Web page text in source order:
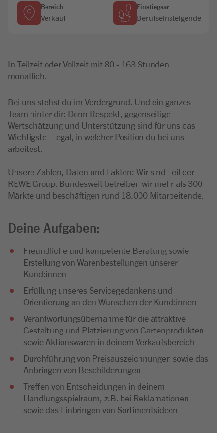
Bereich
Verkauf
Einstiegsart
Berufseinsteigende
In Teilzeit oder Vollzeit mit 80 - 163 Stunden
monatlich.
Bei uns stehst du im Vordergrund. Und ein ganzes
Team hinter dir: Denn Respekt, gegenseitige
Wertschätzung und Unterstützung sind für uns das
Wichtigste – egal, in welcher Position du bei uns
arbeitest.
Unsere Zahlen, Daten und Fakten: Wir sind Teil der
REWE Group. Bundesweit betreiben wir mehr als 300
Märkte und beschäftigen rund 18.000 Mitarbeitende.
Deine Aufgaben:
Freundliche und kompetente Beratung sowie
Erstellung von Warenbestellungen unserer
Kund:innen
Erfüllung unseres Servicegedankens und
Orientierung an den Wünschen der Kund:innen
Verantwortungsübernahme für die attraktive
Gestaltung und Platzierung von Gartenprodukten
sowie Aktionswaren in deinem Verkaufsbereich
Durchführung von Preisauszeichnungen sowie das
Anbringen von Beschilderungen
Treffen von Entscheidungen in deinem
Handlungsspielraum, z.B. bei Reklamationen
sowie das Einbringen von Sortimentsideen